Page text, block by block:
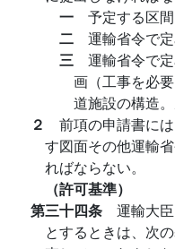
一 予定する区間
二 運輸省令で
三 運輸省令で
画（工事を必
道施設の構造
２ 前項の申請書に
す図面その他運輸
ればならない。
（許可基準）
第三十四条 運輸大
とするときは、次